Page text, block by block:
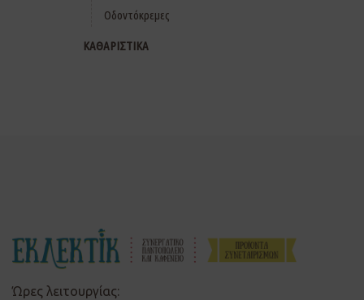
Οδοντόκρεμες
ΚΑΘΑΡΙΣΤΙΚΑ
Ώρες λειτουργίας: